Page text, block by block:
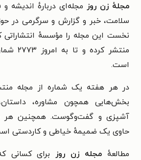
مجلهٔ زن روز مجله‌ای دربارهٔ اندیشه
سلامت، خبر و گزارش و سرگرمی در
منتشر
است.
در هر هفته یک شماره از مجله
بخش‌هایی همچون مشاوره،
آشپزی و گفت‌وگوست. همچنین هر
حاوی یک ضمیمهٔ خیاطی و کاردستی
مطالعهٔ مجله زن روز
برای کسانی